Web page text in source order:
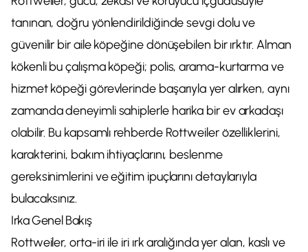
tanınan, doğru yönlendirildiğinde sevgi dolu ve
güvenilir bir aile köpeğine dönüşebilen bir ırktır. Alman
kökenli bu çalışma köpeği; polis, arama-kurtarma ve
hizmet köpeği görevlerinde başarıyla yer alırken, aynı
zamanda deneyimli sahiplerle harika bir ev arkadaşı
olabilir. Bu kapsamlı rehberde Rottweiler özelliklerini,
karakterini, bakım ihtiyaçlarını, beslenme
gereksinimlerini ve eğitim ipuçlarını detaylarıyla
bulacaksınız.
Irka Genel Bakış
Rottweiler, orta-iri ile iri ırk aralığında yer alan, kaslı ve